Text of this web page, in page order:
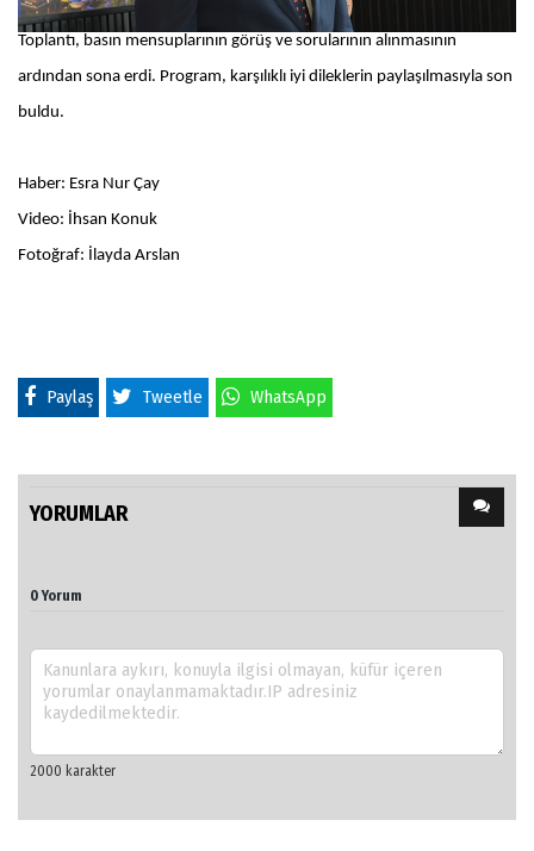
Toplantı, basın mensuplarının görüş ve sorularının alınmasının
ardından sona erdi. Program, karşılıklı iyi dileklerin paylaşılmasıyla son
buldu.
Haber: Esra Nur Çay
Video: İhsan Konuk
Fotoğraf: İlayda Arslan
Paylaş Tweetle WhatsApp
YORUMLAR
0 Yorum